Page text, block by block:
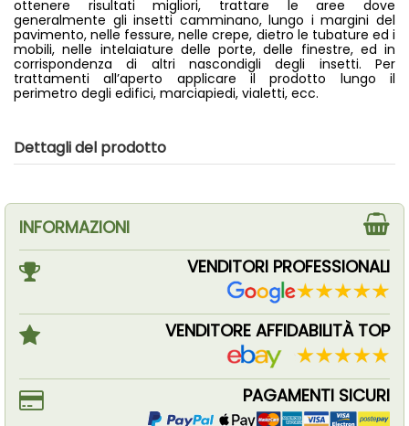
ottenere risultati migliori, trattare le aree dove
generalmente gli insetti camminano, lungo i margini del
pavimento, nelle fessure, nelle crepe, dietro le tubature ed i
mobili, nelle intelaiature delle porte, delle finestre, ed in
corrispondenza di altri nascondigli degli insetti. Per
trattamenti all’aperto applicare il prodotto lungo il
perimetro degli edifici, marciapiedi, vialetti, ecc.
Dettagli del prodotto
INFORMAZIONI
VENDITORI PROFESSIONALI
VENDITORE AFFIDABILITÀ TOP
PAGAMENTI SICURI